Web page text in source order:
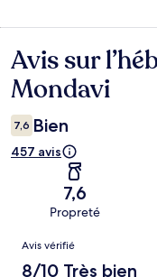
Avis
Avis sur
Mondavi
7,6 Bien
457 avis
7,6
Propreté
Avis
Avis vérifié
8/10 Très bien